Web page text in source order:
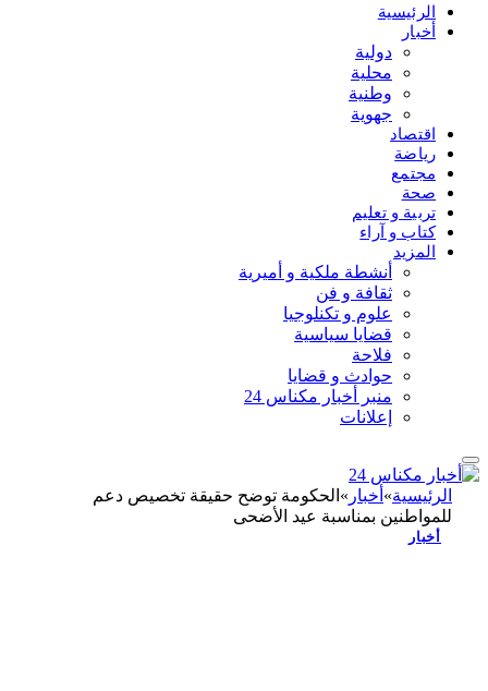
الرئيسية
أخبار
دولية
محلية
وطنية
جهوية
اقتصاد
رياضة
مجتمع
صحة
تربية و تعليم
كتاب و آراء
المزيد
أنشطة ملكية و أميرية
ثقافة و فن
علوم و تكنلوجيا
قضايا سياسية
فلاحة
حوادث و قضايا
منبر أخبار مكناس 24
إعلانات
الرئيسية» أخبار » الحكومة توضح حقيقة تخصيص دعم
للمواطنين بمناسبة عيد الأضحى
أخبار